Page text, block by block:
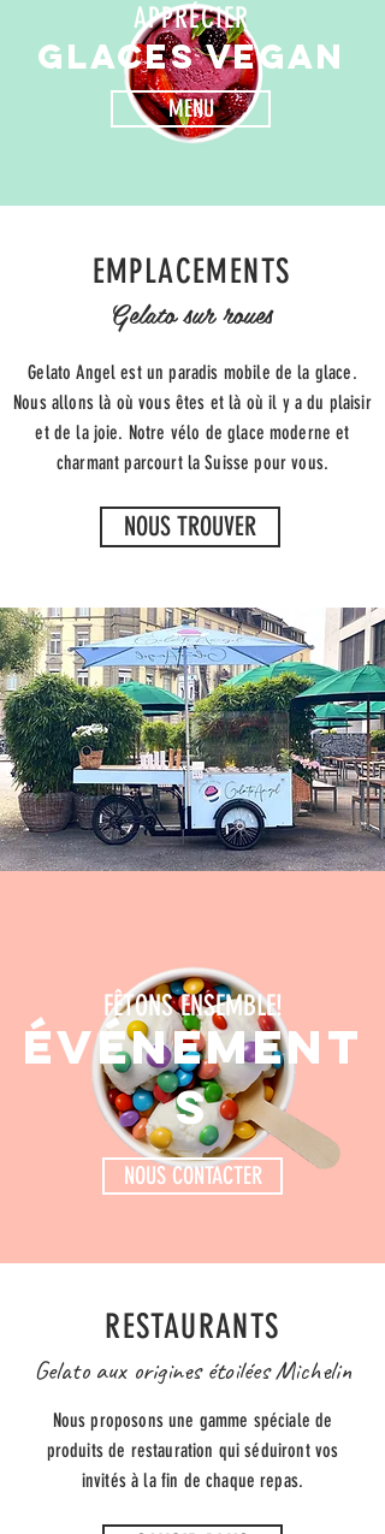
APPRÉCIER
GLACES VEGAN
MENU
EMPLACEMENTS
Gelato sur roues
Gelato Angel est un paradis mobile de la glace.
Nous allons là où vous êtes et là où il y a du plaisir
et de la joie. Notre vélo de glace moderne et
charmant parcourt la Suisse pour vous.
NOUS TROUVER
FÊTONS ENSEMBLE!
ÉVÉNEMENT
S
NOUS CONTACTER
RESTAURANTS
Gelato aux origines étoilées Michelin
Nous proposons une gamme spéciale de
produits de restauration qui séduiront vos
invités à la fin de chaque repas.